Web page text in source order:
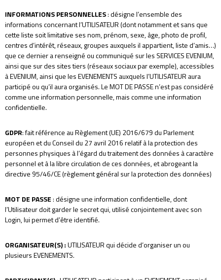
INFORMATIONS PERSONNELLES: désigne l’ensemble des
informations concernant l’UTILISATEUR (dont notamment et sans que
cette liste soit limitative ses nom, prénom, sexe, âge, photo de profil,
centres d’intérêt, réseaux, groupes auxquels il appartient, liste d’amis…)
que ce dernier a renseigné ou communiqué sur les SERVICES EVENIUM,
ainsi que sur des sites tiers (réseaux sociaux par exemple), accessibles
à EVENIUM, ainsi que les EVENEMENTS auxquels l’UTILISATEUR aura
participé ou qu’il aura organisés. Le MOT DE PASSE n’est pas considéré
comme une information personnelle, mais comme une information
confidentielle.
GDPR: fait référence au Règlement (UE) 2016/679 du Parlement
européen et du Conseil du 27 avril 2016 relatif à la protection des
personnes physiques à l’égard du traitement des données à caractère
personnel et à la libre circulation de ces données, et abrogeant la
directive 95/46/CE (règlement général sur la protection des données)
MOT DE PASSE: désigne une information confidentielle, dont
l’Utilisateur doit garder le secret qui, utilisé conjointement avec son
Login, lui permet d’être identifié.
ORGANISATEUR(S):UTILISATEUR qui décide d’organiser un ou
plusieurs EVENEMENTS.